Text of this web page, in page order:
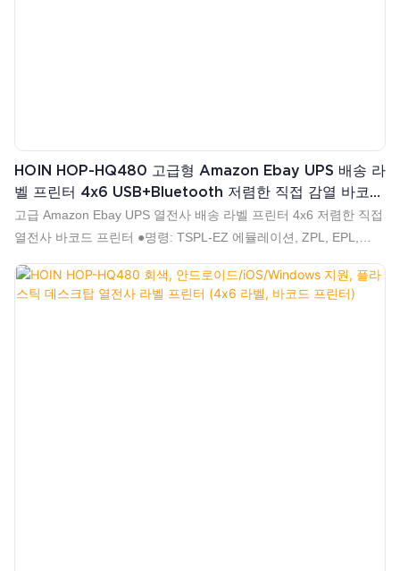
HOIN HOP-HQ480 고급형 Amazon Ebay UPS 배송 라
벨 프린터 4x6 USB+Bluetooth 저렴한 직접 감열 바코드
프린터
고급 Amazon Ebay UPS 열전사 배송 라벨 프린터 4x6 저렴한 직접
열전사 바코드 프린터 ●명령: TSPL-EZ 에뮬레이션, ZPL, EPL,
바코드 인쇄 지원 ●직렬 시퀀스 지원 ●고속 152mm/s(6인치/s)(최
대) ●해상도: 203DPI ●Dlabel, Nicelabel 등의 소프트웨어 지원